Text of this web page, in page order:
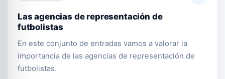
Las agencias de representación de
futbolistas
En este conjunto de entradas vamos a valorar la
importancia de las agencias de representación de
futbolistas.